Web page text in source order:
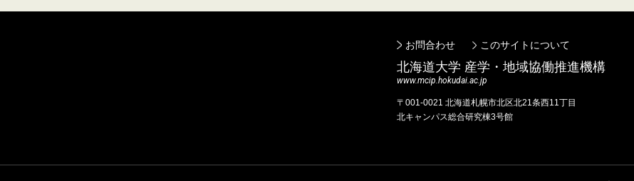
お問合わせ このサイトについて
北海道⼤学 産学・地域協働推進機構
www.mcip.hokudai.ac.jp
〒001-0021 北海道札幌市北区北21条⻄11丁⽬
北キャンパス総合研究棟3号館